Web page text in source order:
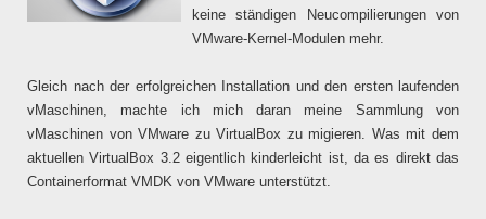
keine ständigen Neucompilierungen von
VMware-Kernel-Modulen mehr.
Gleich nach der erfolgreichen Installation und den ersten laufenden
vMaschinen, machte ich mich daran meine Sammlung von
vMaschinen von VMware zu VirtualBox zu migieren. Was mit dem
aktuellen VirtualBox 3.2 eigentlich kinderleicht ist, da es direkt das
Containerformat VMDK von VMware unterstützt.